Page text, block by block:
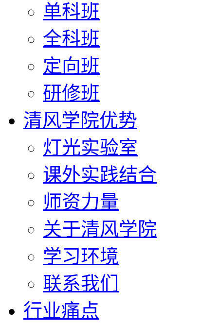
单科班
全科班
定向班
研修班
清风学院优势
灯光实验室
课外实践结合
师资力量
关于清风学院
学习环境
联系我们
行业痛点